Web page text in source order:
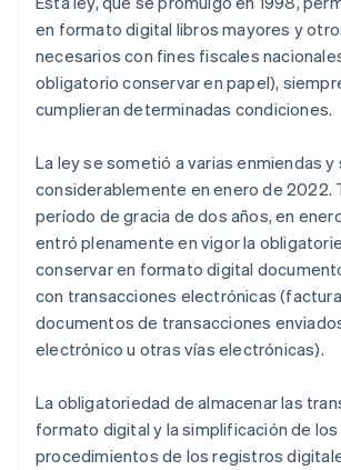
en formato digital libros mayores y
necesarios con fines fiscales
obligatorio conservar en papel),
cumplieran determinadas condiciones.
La ley se sometió a varias enmiendas
considerablemente en enero de 2022.
período de gracia de dos años, en
entró plenamente en vigor la
conservar en formato digital
con transacciones electrónicas
documentos de transacciones
electrónico u otras vías electrónicas).
La obligatoriedad de almacenar las
formato digital y la simplificación de los
procedimientos de los registros